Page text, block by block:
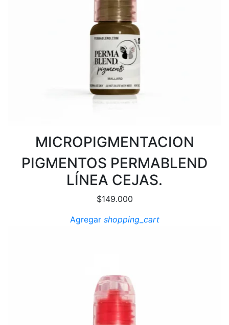
MICROPIGMENTACION
PIGMENTOS PERMABLEND
LÍNEA CEJAS.
$149.000
Agregar shopping_cart